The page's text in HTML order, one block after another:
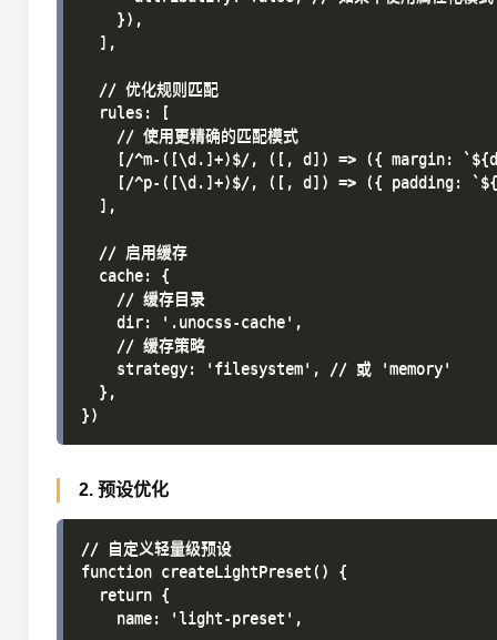
    }),
  ],
  // 优化规则匹配
  rules: [
    // 使用更精确的匹配模式
[/^m-([\d.]+)$/, ([, d]) => ({ margin:
[/^p-([\d.]+)$/, ([, d]) => ({ padding:
  ],
  // 启用缓存
  cache: {
    // 缓存目录
    dir: '.unocss-cache',
    // 缓存策略
    strategy: 'filesystem', // 或 'memory'
  },
2. 预设优化
// 自定义轻量级预设
function createLightPreset() {
  return {
    name: 'light-preset',